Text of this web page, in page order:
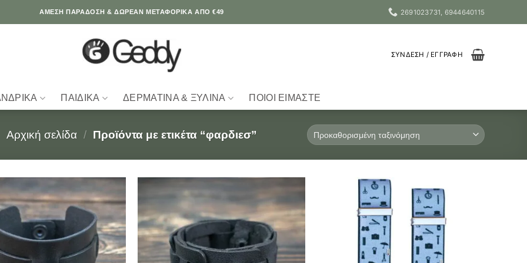
ΆΜΕΣΗ ΠΑΡΑΔΟΣΗ & ΔΩΡΕΑΝ ΜΕΤΑΦΟΡΙΚΑ ΑΠΟ €49 2691023731, 6944640115
ΣΎΝΔΕΣΗ / ΕΓΓΡΑΦΉ
ΠΑΙΔΙΚΆ ΔΕΡΜΆΤΙΝΑ & ΞΎΛΙΝΑ ΠΟΙΟΙ ΕΊΜΑΣΤΕ
Αρχική σελίδα / Προϊόντα με ετικέτα “φαρδιεσ”